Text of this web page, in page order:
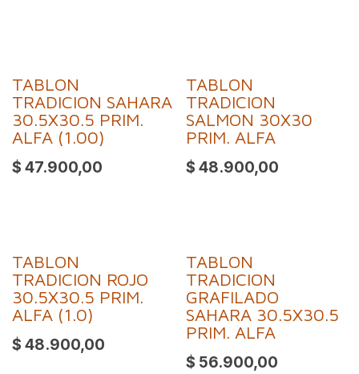
TABLON
TRADICION SAHARA
30.5X30.5 PRIM.
ALFA (1.00)
$ 47.900,00
TABLON
TRADICION
SALMON 30X30
PRIM. ALFA
$ 48.900,00
TABLON
TRADICION ROJO
30.5X30.5 PRIM.
ALFA (1.0)
$ 48.900,00
TABLON
TRADICION
GRAFILADO
SAHARA 30.5X30.5
PRIM. ALFA
$ 56.900,00